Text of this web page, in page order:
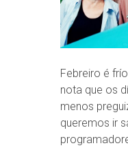
Febreiro é
nota que os
menos
queremos ir